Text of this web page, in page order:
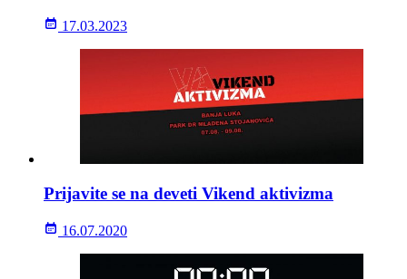
17.03.2023
Prijavite se na deveti Vikend aktivizma
16.07.2020